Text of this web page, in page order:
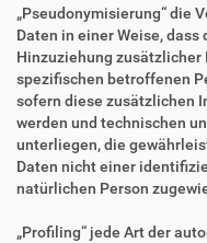
„Pseudonymisierung“ die
Daten in einer Weise,
Hinzuziehung
spezifischen betroffenen
sofern diese zusätzlichen
werden und technischen
unterliegen, die
Daten nicht einer
natürlichen Person
„Profiling“ jede Art der